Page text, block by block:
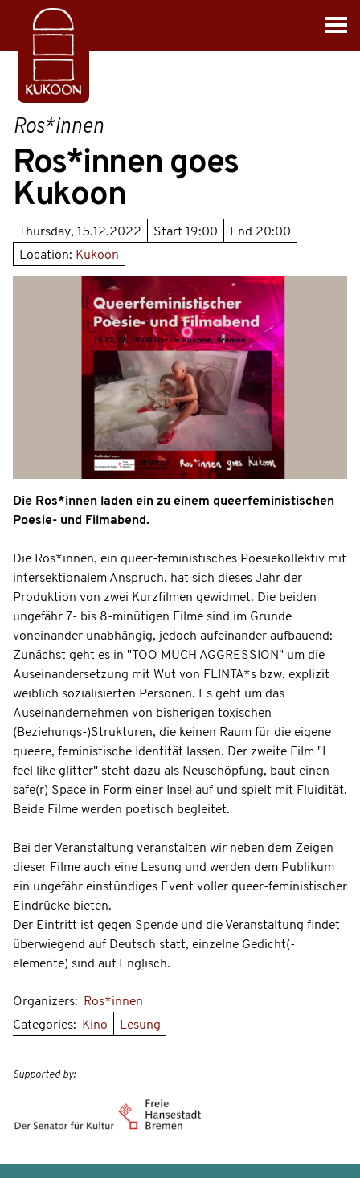
Ros*innen
Ros*innen goes
Kukoon
Thursday, 15.12.2022 Start 19:00 End 20:00
Location: Kukoon
Die Ros*innen laden ein zu einem queerfeministischen
Poesie- und Filmabend.
Die Ros*innen, ein queer-feministisches Poesiekollektiv mit
intersektionalem Anspruch, hat sich dieses Jahr der
Produktion von zwei Kurzfilmen gewidmet. Die beiden
ungefähr 7- bis 8-minütigen Filme sind im Grunde
voneinander unabhängig, jedoch aufeinander aufbauend:
Zunächst geht es in "TOO MUCH AGGRESSION" um die
Auseinandersetzung mit Wut von FLINTA*s bzw. explizit
weiblich sozialisierten Personen. Es geht um das
Auseinandernehmen von bisherigen toxischen
(Beziehungs-)Strukturen, die keinen Raum für die eigene
queere, feministische Identität lassen. Der zweite Film "I
feel like glitter" steht dazu als Neuschöpfung, baut einen
safe(r) Space in Form einer Insel auf und spielt mit Fluidität.
Beide Filme werden poetisch begleitet.
Bei der Veranstaltung veranstalten wir neben dem Zeigen
dieser Filme auch eine Lesung und werden dem Publikum
ein ungefähr einstündiges Event voller queer-feministischer
Eindrücke bieten.
Der Eintritt ist gegen Spende und die Veranstaltung findet
überwiegend auf Deutsch statt, einzelne Gedicht(-
elemente) sind auf Englisch.
Organizers: Ros*innen
Categories: Kino Lesung
Supported by: